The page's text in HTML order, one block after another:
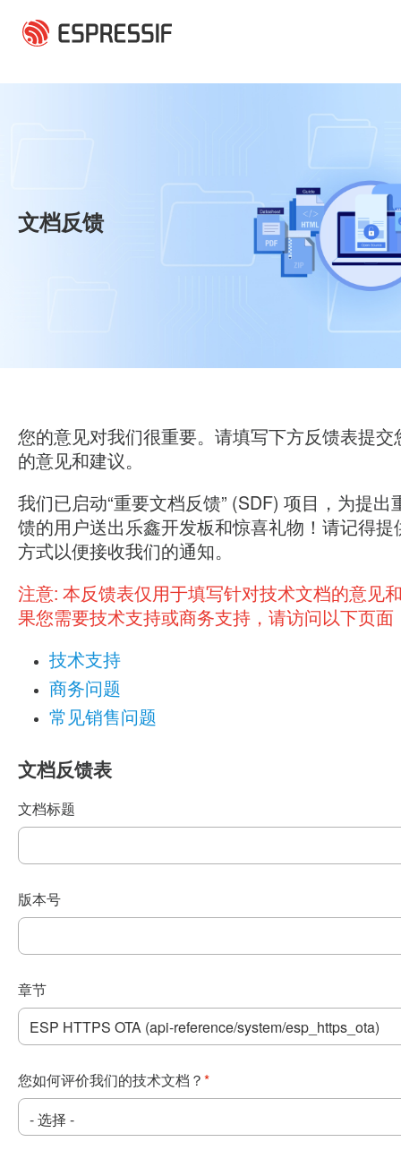
文档反馈
您的意见对我们很重要。请填写下方反馈表提交
的意见和建议。
我们已启动“重要文档反馈” (SDF) 项目，为提出
馈的用户送出乐鑫开发板和惊喜礼物！请记得提
方式以便接收我们的通知。
注意: 本反馈表仅用于填写针对技术文档的意见
果您需要技术支持或商务支持，请访问以下页面
技术支持
商务问题
常见销售问题
文档反馈表
文档标题
版本号
章节
您如何评价我们的技术文档？ *